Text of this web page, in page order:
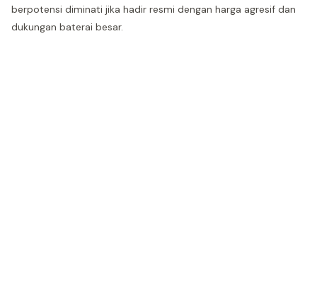
berpotensi diminati jika hadir resmi dengan harga agresif dan
dukungan baterai besar.